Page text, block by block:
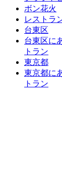
ボン花火
レストラ
台東区
台東区に
トラン
東京都
東京都に
トラン